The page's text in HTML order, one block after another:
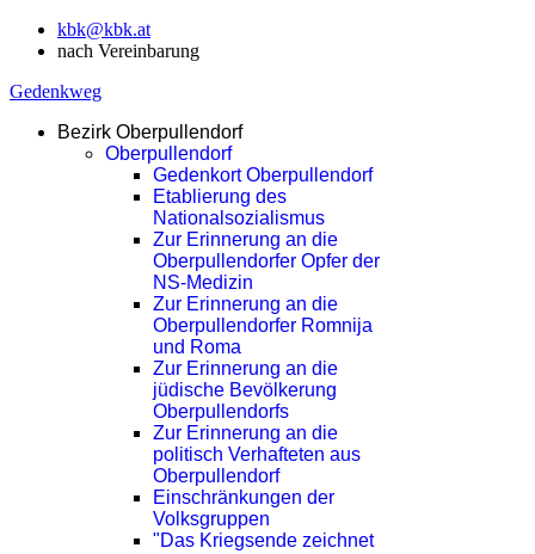
kbk@kbk.at
nach Vereinbarung
Gedenkweg
Bezirk Oberpullendorf
Oberpullendorf
Gedenkort Oberpullendorf
Etablierung des
Nationalsozialismus
Zur Erinnerung an die
Oberpullendorfer Opfer der
NS-Medizin
Zur Erinnerung an die
Oberpullendorfer Romnija
und Roma
Zur Erinnerung an die
jüdische Bevölkerung
Oberpullendorfs
Zur Erinnerung an die
politisch Verhafteten aus
Oberpullendorf
Einschränkungen der
Volksgruppen
"Das Kriegsende zeichnet